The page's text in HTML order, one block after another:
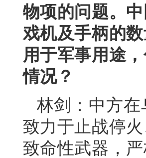
物项的问题。
戏机及手柄的
用于军事用途
情况？
林剑：中方
致力于止战停
致命性武器，